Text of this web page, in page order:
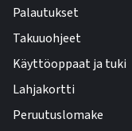
Palautukset
Takuuohjeet
Käyttöoppaat ja tuki
Lahjakortti
Peruutuslomake